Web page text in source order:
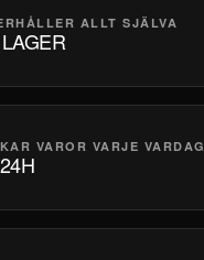
ALLT SJÄLVA
VAROR VARJE VARDAG